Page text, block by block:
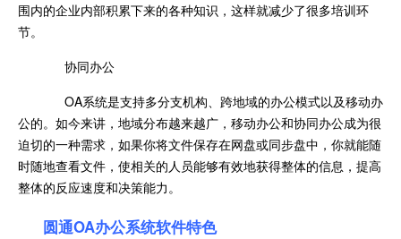
围内的企业内部积累下来的各种知识，这样就减少了很多培训环
节。
协同办公
OA系统是支持多分支机构、跨地域的办公模式以及移动办
公的。如今来讲，地域分布越来越广，移动办公和协同办公成为很
迫切的一种需求，如果你将文件保存在网盘或同步盘中，你就能随
时随地查看文件，使相关的人员能够有效地获得整体的信息，提高
整体的反应速度和决策能力。
圆通OA办公系统软件特色